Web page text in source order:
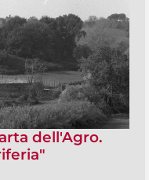
dell'Agro.